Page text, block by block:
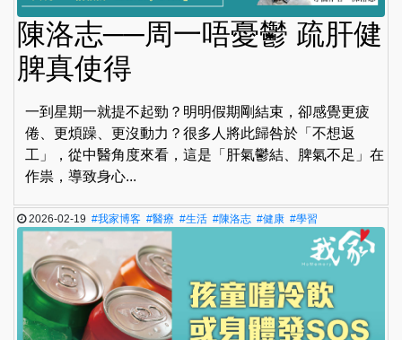
陳洛志──周一唔憂鬱 疏肝健
脾真使得
一到星期一就提不起勁？明明假期剛結束，卻感覺更疲
倦、更煩躁、更沒動力？很多人將此歸咎於「不想返
工」，從中醫角度來看，這是「肝氣鬱結、脾氣不足」在
作祟，導致身心...
2026-02-19#我家博客 #醫療 #生活 #陳洛志 #健康 #學習